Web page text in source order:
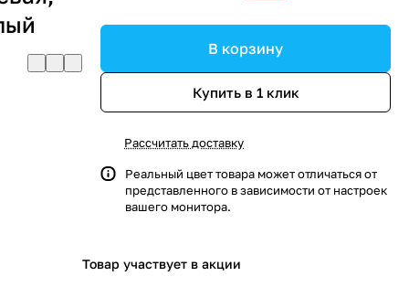
В корзину
Купить в 1 клик
Рассчитать доставку
Реальный цвет товара может отличаться от
представленного в зависимости от настроек
вашего монитора.
Товар участвует в акции